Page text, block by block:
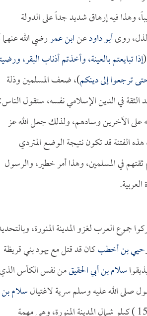
كانت مكثفة جداً، بمعدل حملة كل (20) يوماً تقريباً، وهذا فيه إرهاق شديد جداً على الدولة
روىأبو داودعنابن عمررضي الله
(إذا تبايعتم بالعينة، وأخذتم أذناب البقر،
ترجعوا إلى دينكم)، ضعف المسلمين وذلة
الثقة في الدين الإسلامي نفسه، ستقول
على الآخرين وسادهم، ولذلك جعل الله عز
هذه الفتنة قد تكون نتيجة الوضع المتردي
في المسلمين، وهذا أمر خطير، والرسول
جموع العرب لغزو المدينة المنورة،
حيي بن أخطبكان قد قتل مع يهود بني قريظة
سلام بن أبي الحقيقمن نفس الكأس
صلى الله عليه وسلم سرية لاغتيالسلام بن